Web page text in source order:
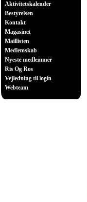
Aktivitetskalender
Bestyrelsen
Kontakt
Magasinet
Maillisten
Medlemskab
Nyeste medlemmer
Ris Og Ros
Vejledning til login
Webteam